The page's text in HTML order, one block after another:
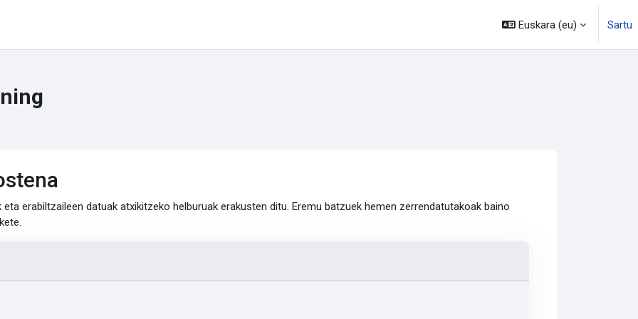
Euskara ‎(eu)‎ Sartu
erabiltzaileen datuak atxikitzeko helburuak erakusten ditu. Eremu batzuek hemen zerrendatutakoak baino